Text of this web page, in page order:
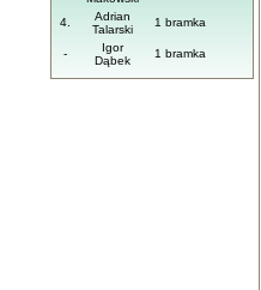
4.
Adrian
Talarski
1 bramka
-
Igor
Dąbek
1 bramka